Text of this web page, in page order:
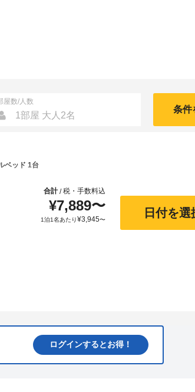
屋数/人数
1部屋 大人2名
条件
ベッド 1台
合計/税・手数料込
¥7,889〜
1泊1名あたり¥3,945〜
日付を選
ログインするとお得！